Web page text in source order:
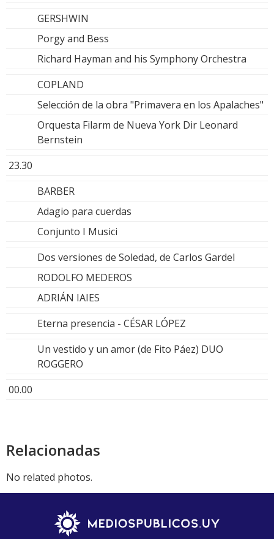
GERSHWIN
Porgy and Bess
Richard Hayman and his Symphony Orchestra
COPLAND
Selección de la obra "Primavera en los Apalaches"
Orquesta Filarm de Nueva York Dir Leonard
Bernstein
23.30
BARBER
Adagio para cuerdas
Conjunto I Musici
Dos versiones de Soledad, de Carlos Gardel
RODOLFO MEDEROS
ADRIÁN IAIES
Eterna presencia - CÉSAR LÓPEZ
Un vestido y un amor (de Fito Páez) DUO
ROGGERO
00.00
Relacionadas
No related photos.